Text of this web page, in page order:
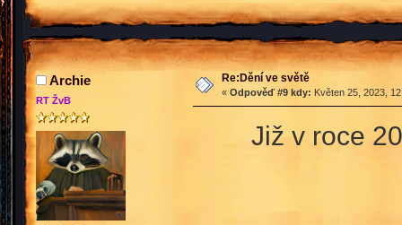
Archie
RT ŽvB
Re:Dění ve světě
« Odpověď #9 kdy: Květen 25, 2023,
Již v roce